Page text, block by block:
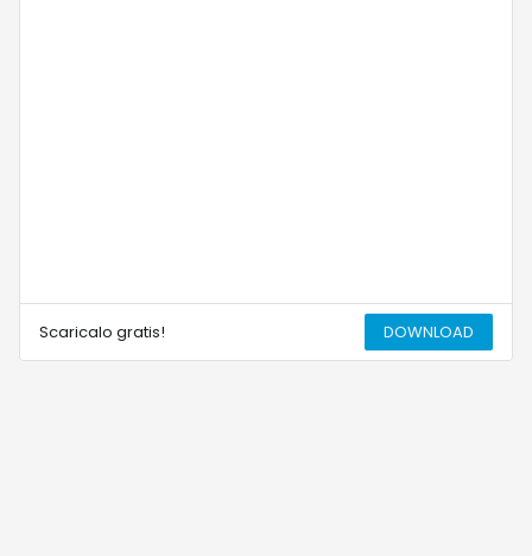
Scaricalo gratis! DOWNLOAD